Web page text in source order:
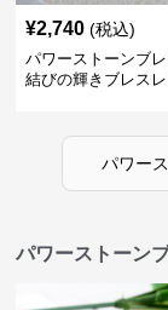
¥2,740 (税込)
パワーストーンブ
結びの輝きブレスレ
パワー
パワーストーン